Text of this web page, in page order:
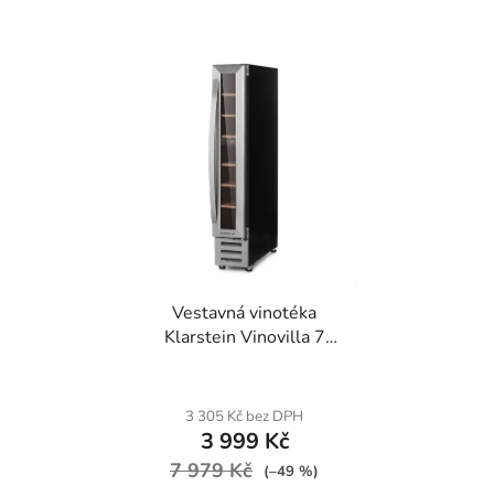
Vestavná vinotéka
Klarstein Vinovilla 7
3 305 Kč bez DPH
3 999 Kč
7 979 Kč (–49 %)